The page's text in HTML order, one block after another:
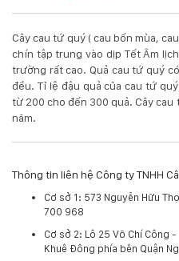
LIÊN
HỆ
0931.914.968
hoasenvietdn@gmail.com
Cây cau tứ quý ( cau bốn mùa,
chín tập trung vào dịp Tết Âm
trường rất cao. Quả cau tứ quý
đều. Tỉ lệ đậu quả của cau tứ
từ 200 cho đến 300 quả. Cây
năm.
Thông tin liên hệ Công ty TNHH
Cơ sở 1: 573 Nguyễn Hữu
700 968
Cơ sở 2: Lô 25 Võ Chí Công -
Khuê Đông phía bên Quận